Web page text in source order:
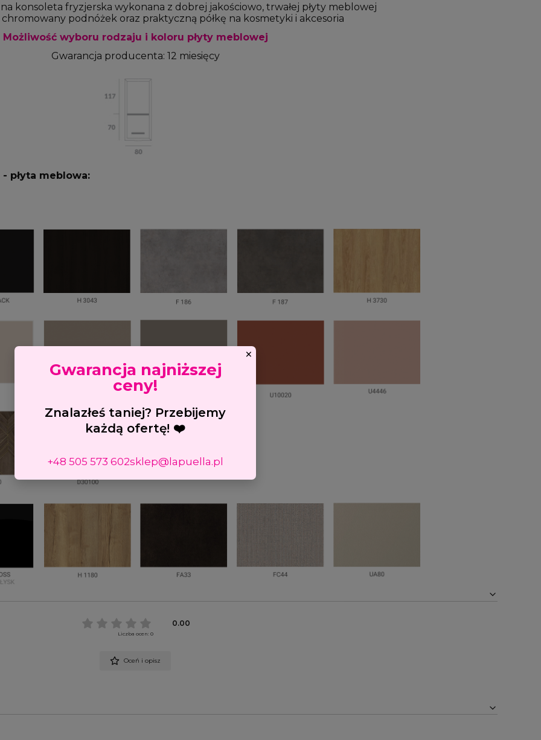
konsoleta fryzjerska wykonana z dobrej jakościowo, trwałej płyty meblowej
podnóżek oraz praktyczną półkę na kosmetyki i akcesoria
Możliwość wyboru rodzaju i koloru płyty meblowej
Gwarancja producenta: 12 miesięcy
płyta meblowa:
0.00
Liczba ocen: 0
Oceń i opisz
×
Gwarancja najniższej
ceny!
Znalazłeś taniej? Przebijemy
każdą ofertę! ❤️
+48 505 573 602sklep@lapuella.pl